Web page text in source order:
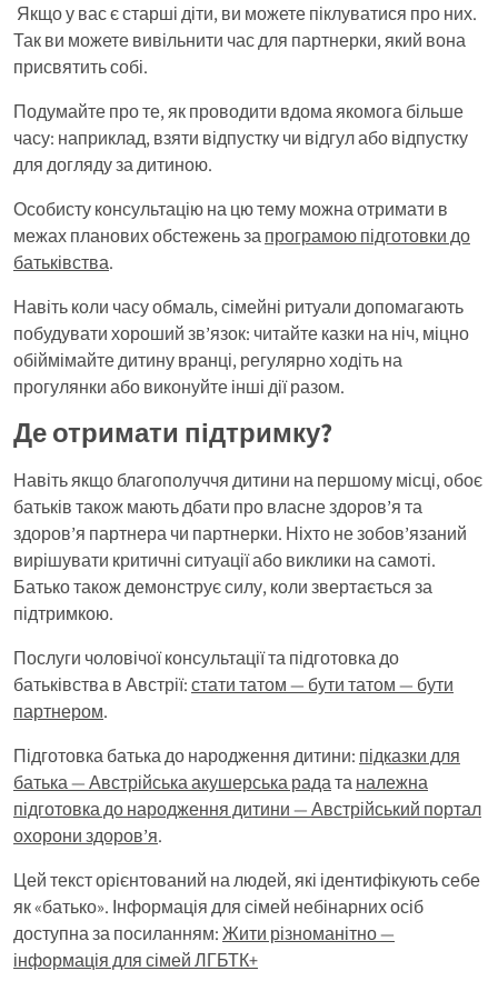
Якщо у вас є старші діти, ви можете піклуватися про них.
Так ви можете вивільнити час для партнерки, який вона
присвятить собі.
Подумайте про те, як проводити вдома якомога більше
часу: наприклад, взяти відпустку чи відгул або відпустку
для догляду за дитиною.
Особисту консультацію на цю тему можна отримати в
межах планових обстежень запрограмою підготовки до
батьківства.
Навіть коли часу обмаль, сімейні ритуали допомагають
побудувати хороший зв’язок: читайте казки на ніч, міцно
обіймімайте дитину вранці, регулярно ходіть на
прогулянки або виконуйте інші дії разом.
Де отримати підтримку?
Навіть якщо благополуччя дитини на першому місці, обоє
батьків також мають дбати про власне здоров’я та
здоров’я партнера чи партнерки. Ніхто не зобов’язаний
вирішувати критичні ситуації або виклики на самоті.
Батько також демонструє силу, коли звертається за
підтримкою.
Послуги чоловічої консультації та підготовка до
батьківства в Австрії:стати татом — бути татом — бути
партнером.
Підготовка батька до народження дитини: підказки для
батька — Австрійська акушерська радатаналежна
підготовка до народження дитини — Австрійський портал
охорони здоров’я.
Цей текст орієнтований на людей, які ідентифікують себе
як «батько». Інформація для сімей небінарних осіб
доступна за посиланням:Жити різноманітно —
інформація для сімей ЛГБТК+